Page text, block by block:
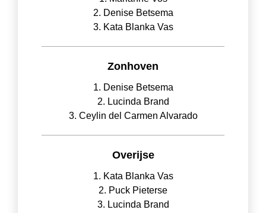
2. Denise Betsema
3. Kata Blanka Vas
Zonhoven
1. Denise Betsema
2. Lucinda Brand
3. Ceylin del Carmen Alvarado
Overijse
1. Kata Blanka Vas
2. Puck Pieterse
3. Lucinda Brand